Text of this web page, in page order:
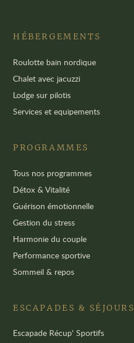
HÉBERGEMENTS
Roulotte bain nordique
Chalet avec jacuzzi
Lodge sur pilotis
Services et equipements
PROGRAMMES
Tous nos programmes
Détox & Vitalité
Guérison émotionnelle
Gestion du stress
Harmonie du couple
Performance sportive
Sommeil & repos
ESCAPADES & SÉJOURS
Escapade Récup' Sportifs